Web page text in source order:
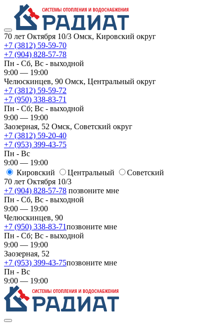
70 лет Октября 10/3 Омск, Кировский округ
+7 (3812) 59-59-70
+7 (904) 828-57-78
Пн - Сб, Вс - выходной
9:00 — 19:00
Челюскинцев, 90 Омск, ​Центральный округ
+7 (3812) 59-59-72
+7 (950) 338-83-71
Пн - Сб; Вс - выходной
9:00 — 19:00
Заозерная, 52 Омск, ​Советский округ
+7 (3812) 59-20-40
+7 (953) 399-43-75
Пн - Вс
9:00 — 19:00
Кировский
​Центральный
​Советский
70 лет Октября 10/3
+7 (904) 828-57-78 позвоните мне
Пн - Сб, Вс - выходной
9:00 — 19:00
Челюскинцев, 90
+7 (950) 338-83-71позвоните мне
Пн - Сб; Вс - выходной
9:00 — 19:00
Заозерная, 52
+7 (953) 399-43-75позвоните мне
Пн - Вс
9:00 — 19:00